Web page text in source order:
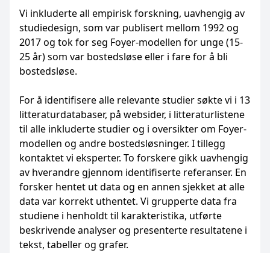
Vi inkluderte all empirisk forskning, uavhengig av
studiedesign, som var publisert mellom 1992 og
2017 og tok for seg Foyer-modellen for unge (15-
25 år) som var bostedsløse eller i fare for å bli
bostedsløse.
For å identifisere alle relevante studier søkte vi i 13
litteraturdatabaser, på websider, i litteraturlistene
til alle inkluderte studier og i oversikter om Foyer-
modellen og andre bostedsløsninger. I tillegg
kontaktet vi eksperter. To forskere gikk uavhengig
av hverandre gjennom identifiserte referanser. En
forsker hentet ut data og en annen sjekket at alle
data var korrekt uthentet. Vi grupperte data fra
studiene i henholdt til karakteristika, utførte
beskrivende analyser og presenterte resultatene i
tekst, tabeller og grafer.